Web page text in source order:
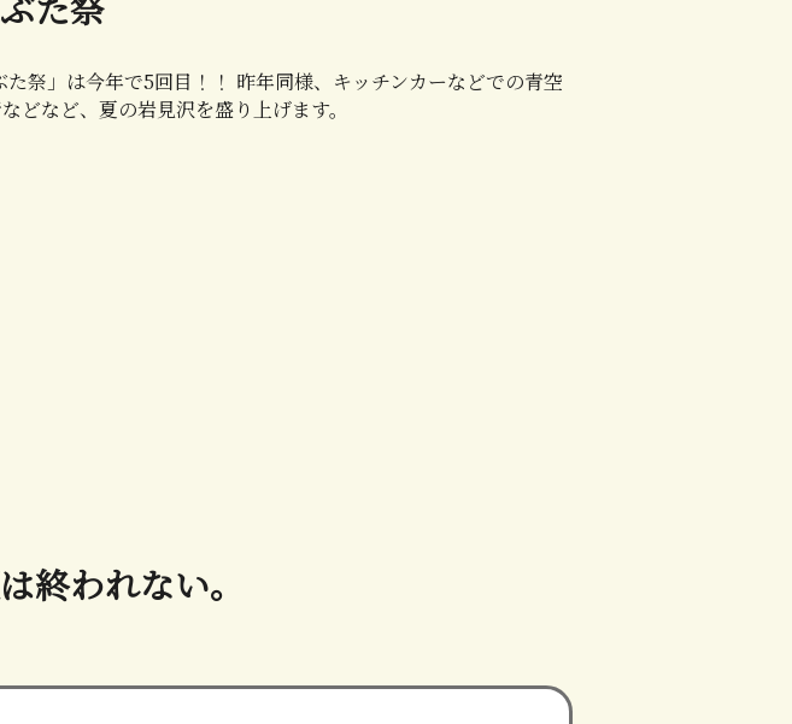
祭」は今年で5回目！！ 昨年同様、キッチンカーなどでの青空
どなど、夏の岩見沢を盛り上げます。
終われない。